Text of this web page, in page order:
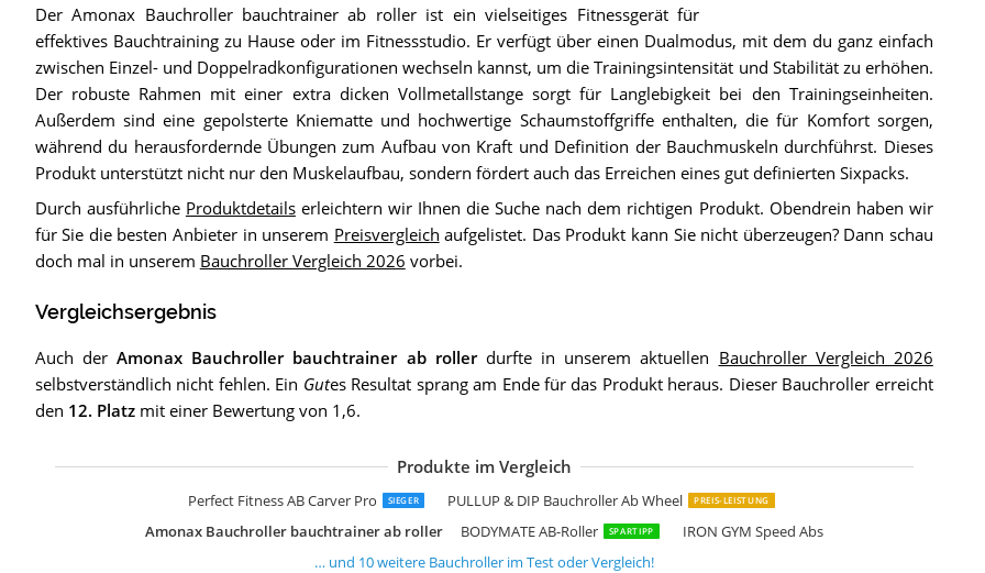
Der Amonax Bauchroller bauchtrainer ab roller ist ein vielseitiges Fitnessgerät für
effektives Bauchtraining zu Hause oder im Fitnessstudio. Er verfügt über einen Dualmodus, mit dem du ganz einfach
zwischen Einzel- und Doppelradkonfigurationen wechseln kannst, um die Trainingsintensität und Stabilität zu erhöhen.
Der robuste Rahmen mit einer extra dicken Vollmetallstange sorgt für Langlebigkeit bei den Trainingseinheiten.
Außerdem sind eine gepolsterte Kniematte und hochwertige Schaumstoffgriffe enthalten, die für Komfort sorgen,
während du herausfordernde Übungen zum Aufbau von Kraft und Definition der Bauchmuskeln durchführst. Dieses
Produkt unterstützt nicht nur den Muskelaufbau, sondern fördert auch das Erreichen eines gut definierten Sixpacks.
Durch ausführliche Produktdetailserleichtern wir Ihnen die Suche nach dem richtigen Produkt. Obendrein haben wir
für Sie die besten Anbieter in unserem Preisvergleich aufgelistet. Das Produkt kann Sie nicht überzeugen? Dann schau
doch mal in unserem Bauchroller Vergleich 2026 vorbei.
Vergleichsergebnis
Auch derAmonax Bauchroller bauchtrainer ab rollerdurfte in unserem aktuellen Bauchroller Vergleich 2026
selbstverständlich nicht fehlen. Ein Gutes Resultat sprang am Ende für das Produkt heraus. Dieser Bauchroller erreicht
den 12. Platzmit einer Bewertung von 1,6.
Produkte im Vergleich
Perfect Fitness AB Carver Pro SIEGER PULLUP & DIP Bauchroller Ab Wheel PREIS-LEISTUNG
Amonax Bauchroller bauchtrainer ab roller BODYMATE AB-Roller SPARTIPP IRON GYM Speed Abs
EnterSports Bauchroller Bauchmuskeltrainer ABS Roller
UOPON Automatische Rebound-Bauchrolle
Bnlei Bauchroller Bauchtrainer Fitnessgeräte
Ultrasport AB-Roller
Readaeer Bauchmuskeltrainer mit Knieschoner
adidas Bewegungsrad Ab Wheel Bauchtrainer
NEOLYMP Bauchtrainer für Zuhause mit Knieauflagen Matte und
buvyuotu Auto Rebound Bauchroller
Ultrasport AB-Roller
Everlast Ev2413Sl Duo Wheel
… und 10weitere Bauchrollerim Test oder Vergleich!